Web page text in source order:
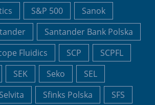
S&P 500
Sanok
Santander Bank Polska
Fluidics SCP
SCPFL
SEK Seko
SEL
Selvita Sfinks Polska
SFS